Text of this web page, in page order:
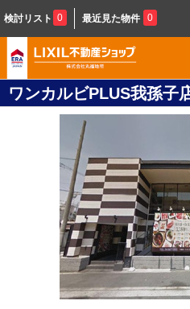
検討リスト 0 最近見た物件 0
ワンカルビPLUS我孫子